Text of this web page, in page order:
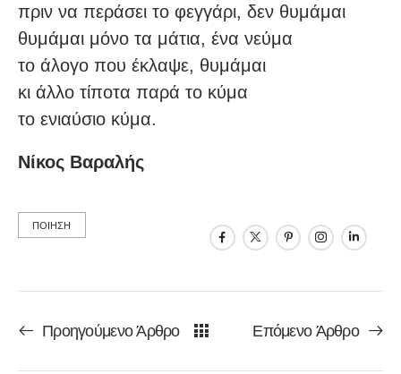
πριν να περάσει το φεγγάρι, δεν θυμάμαι
θυμάμαι μόνο τα μάτια, ένα νεύμα
το άλογο που έκλαψε, θυμάμαι
κι άλλο τίποτα παρά το κύμα
το ενιαύσιο κύμα.
Νίκος Βαραλής
ΠΟΙΗΣΗ
Προηγούμενο Άρθρο Επόμενο Άρθρο